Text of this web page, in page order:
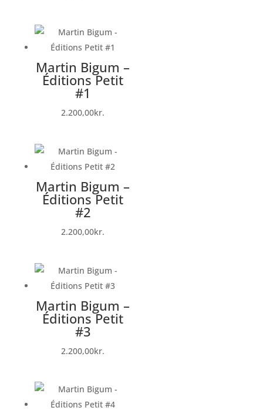
Martin Bigum –
Éditions Petit
#1
2.200,00kr.
Martin Bigum –
Éditions Petit
#2
2.200,00kr.
Martin Bigum –
Éditions Petit
#3
2.200,00kr.